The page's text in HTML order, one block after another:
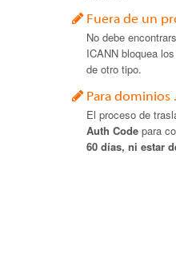
Fuera de un
No debe
ICANN bloquea
de otro tipo.
Para dominios
El proceso de
Auth Code para
60 días, ni estar